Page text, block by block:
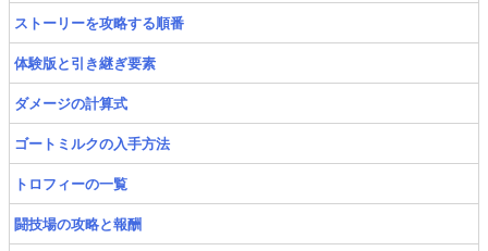
ストーリーを攻略する順番
体験版と引き継ぎ要素
ダメージの計算式
ゴートミルクの入手方法
トロフィーの一覧
闘技場の攻略と報酬